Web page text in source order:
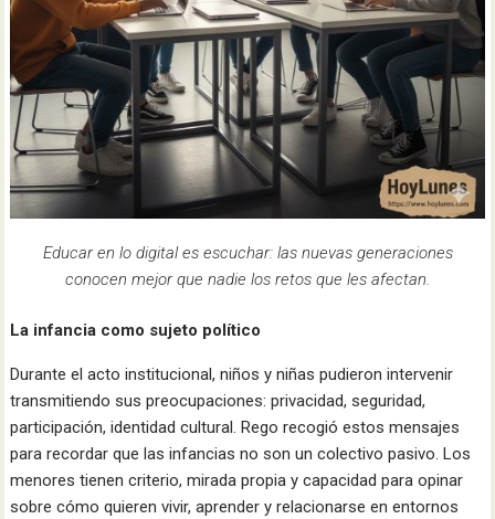
Educar en lo digital es escuchar: las nuevas generaciones
conocen mejor que nadie los retos que les afectan.
La infancia como sujeto político
Durante el acto institucional, niños y niñas pudieron intervenir
transmitiendo sus preocupaciones: privacidad, seguridad,
participación, identidad cultural. Rego recogió estos mensajes
para recordar que las infancias no son un colectivo pasivo. Los
menores tienen criterio, mirada propia y capacidad para opinar
sobre cómo quieren vivir, aprender y relacionarse en entornos